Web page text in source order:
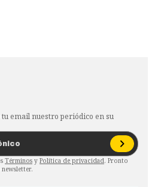
email nuestro periódico en su
Términos y Política de privacidad. Pronto